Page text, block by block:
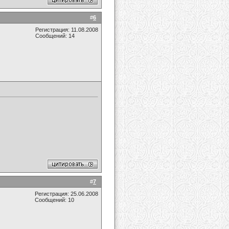
#6
Регистрация: 11.08.2008
Сообщений: 14
#7
Регистрация: 25.06.2008
Сообщений: 10